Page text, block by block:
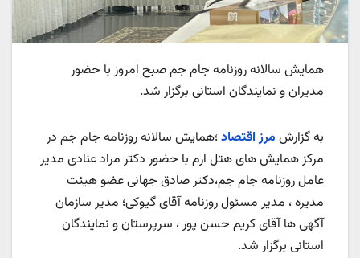
همایش سالانه روزنامه جام جم صبح امروز با حضور
مدیران و نمایندگان استانی برگزار شد.
به گزارش مرز اقتصاد؛همایش سالانه روزنامه جام جم در
مرکز همایش های هتل ارم با حضور دکتر مراد عنادی مدیر
عامل روزنامه جام جم،دکتر صادق جهانی عضو هیئت
مدیره ، مدیر مسئول روزنامه آقای گیوکی؛ مدیر سازمان
آگهی ها آقای کریم حسن پور ، سرپرستان و نمایندگان
استانی برگزار شد.